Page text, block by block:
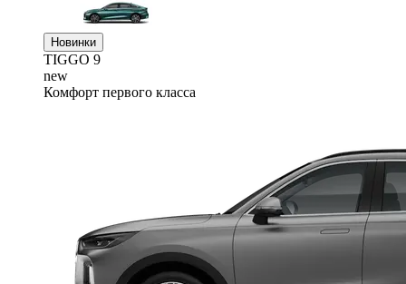
Новинки
TIGGO 9
new
Комфорт первого класса